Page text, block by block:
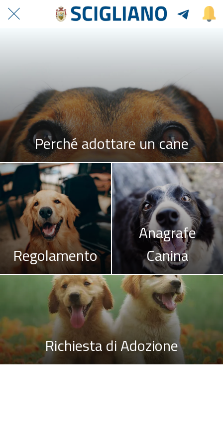
Perché adottare un cane
Regolamento
Anagrafe
Canina
Richiesta di Adozione